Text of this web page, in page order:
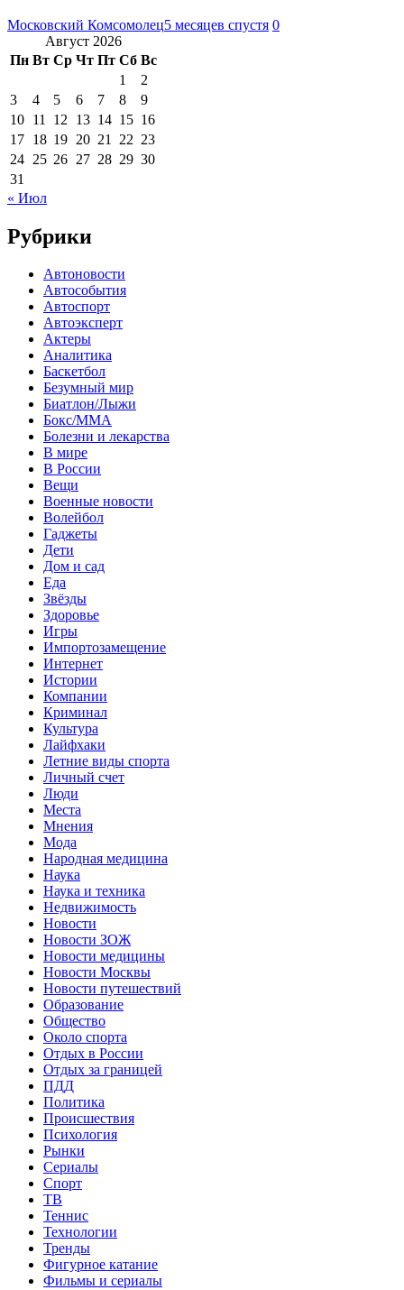
Московский Комсомолец5 месяцев спустя 0
Август 2026
Пн Вт Ср Чт Пт Сб Вс
1
2
3
4 5 6 7 8
9
10 11 12 13 14 15 16
17 18 19 20 21 22 23
24 25 26 27 28 29 30
31
« Июл
Рубрики
Автоновости
Автособытия
Автоспорт
Автоэксперт
Актеры
Аналитика
Баскетбол
Безумный мир
Биатлон/Лыжи
Бокс/MMA
Болезни и лекарства
В мире
В России
Вещи
Военные новости
Волейбол
Гаджеты
Дети
Дом и сад
Еда
Звёзды
Здоровье
Игры
Импортозамещение
Интернет
Истории
Компании
Криминал
Культура
Лайфхаки
Летние виды спорта
Личный счет
Люди
Места
Мнения
Мода
Народная медицина
Наука
Наука и техника
Недвижимость
Новости
Новости ЗОЖ
Новости медицины
Новости Москвы
Новости путешествий
Образование
Общество
Около спорта
Отдых в России
Отдых за границей
ПДД
Политика
Происшествия
Психология
Рынки
Сериалы
Спорт
ТВ
Теннис
Технологии
Тренды
Фигурное катание
Фильмы и сериалы